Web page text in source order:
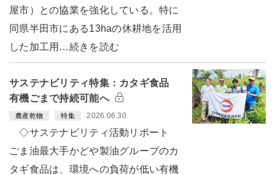
屋市）との協業を強化している。特に
同県半田市にある13haの休耕地を活用
した加工用…続きを読む
サステナビリティ特集：カタギ食品
有機ごまで持続可能へ
農産乾物 特集 2026.06.30
◇サステナビリティ活動リポート
ごま油最大手かどや製油グループのカ
タギ食品は、環境への負荷が低い有機